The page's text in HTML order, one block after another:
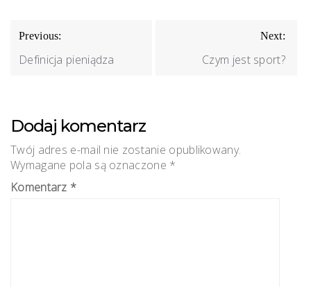
Nawigacja
wpisu
Previous:
Definicja pieniądza
Next:
Czym jest sport?
Dodaj komentarz
Twój adres e-mail nie zostanie opublikowany.
Wymagane pola są oznaczone *
Komentarz *